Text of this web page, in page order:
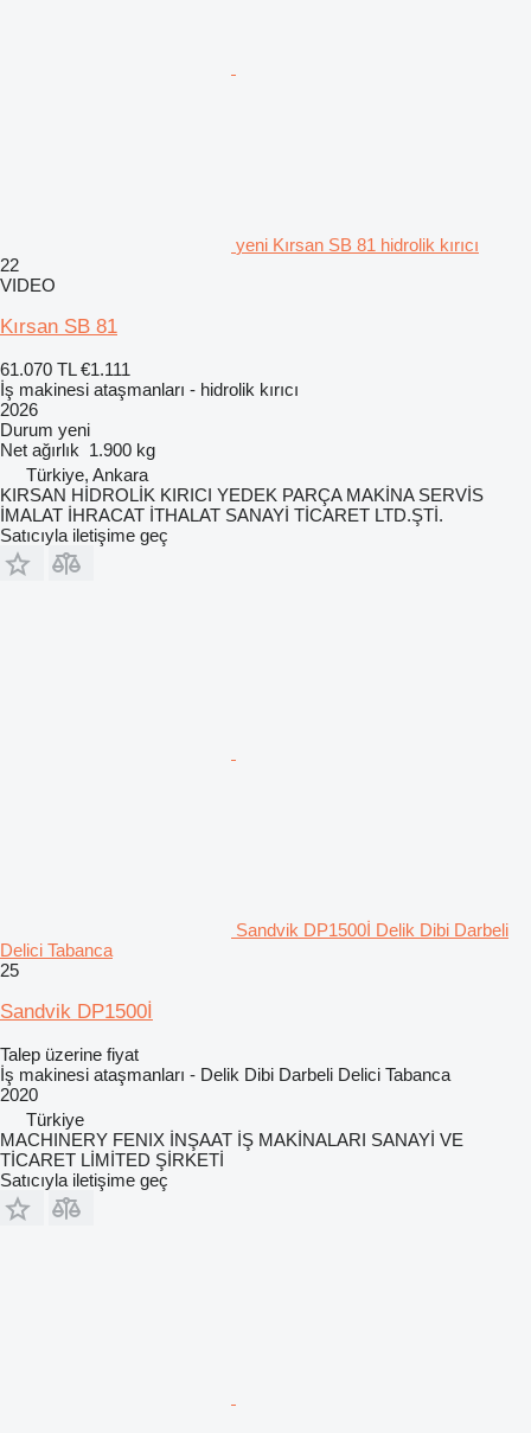
yeni Kırsan SB 81 hidrolik kırıcı
22
VIDEO
Kırsan SB 81
61.070 TL €1.111
İş makinesi ataşmanları - hidrolik kırıcı
2026
Durum yeni
Net ağırlık 1.900 kg
Türkiye, Ankara
KIRSAN HİDROLİK KIRICI YEDEK PARÇA MAKİNA SERVİS
İMALAT İHRACAT İTHALAT SANAYİ TİCARET LTD.ŞTİ.
Satıcıyla iletişime geç
Sandvik DP1500İ Delik Dibi Darbeli
Delici Tabanca
25
Sandvik DP1500İ
Talep üzerine fiyat
İş makinesi ataşmanları - Delik Dibi Darbeli Delici Tabanca
2020
Türkiye
MACHINERY FENIX İNŞAAT İŞ MAKİNALARI SANAYİ VE
TİCARET LİMİTED ŞİRKETİ
Satıcıyla iletişime geç